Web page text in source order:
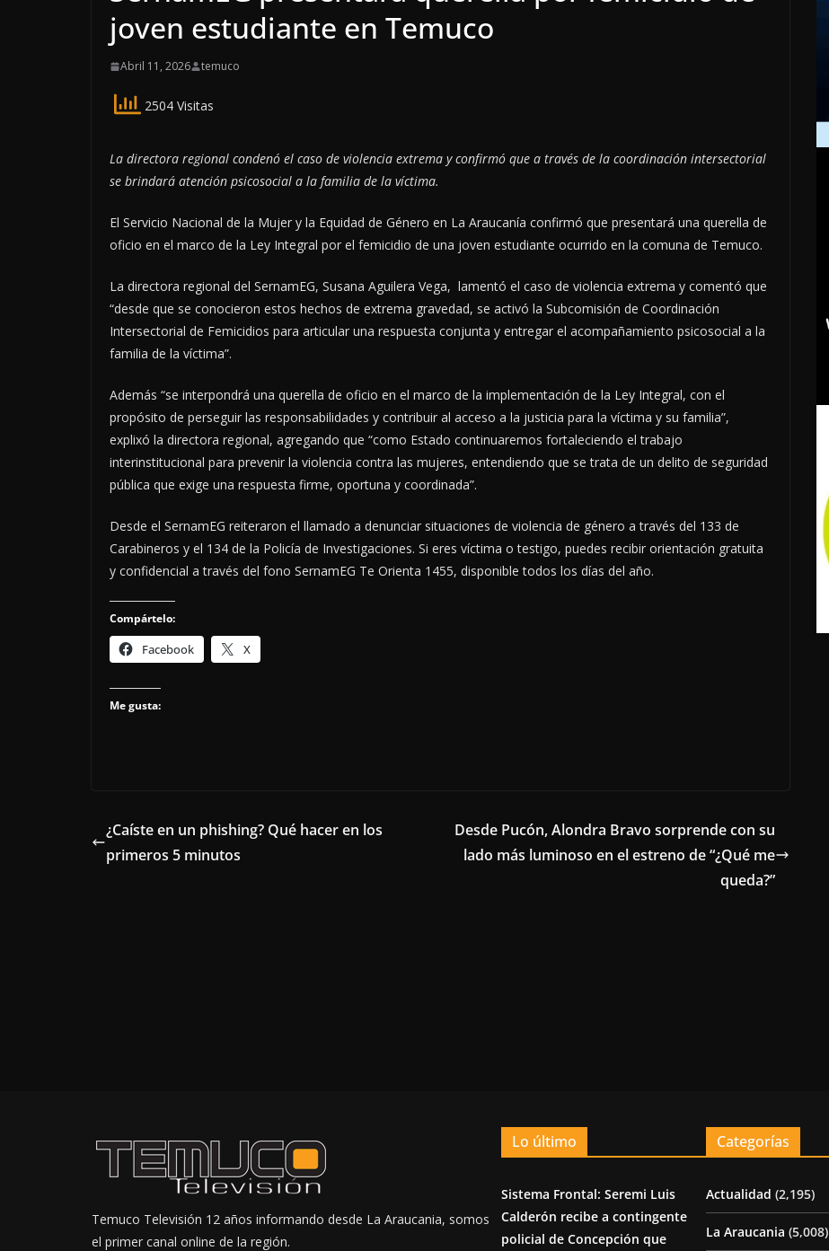
joven estudiante en Temuco
Abril 11, 2026 temuco
2504 Visitas
La directora regional condenó el caso de violencia extrema y confirmó que a través de la coordinación intersectorial
se brindará atención psicosocial a la familia de la víctima.
El Servicio Nacional de la Mujer y la Equidad de Género en La Araucanía confirmó que presentará una querella de
oficio en el marco de la Ley Integral por el femicidio de una joven estudiante ocurrido en la comuna de Temuco.
La directora regional del SernamEG, Susana Aguilera Vega, lamentó el caso de violencia extrema y comentó que
“desde que se conocieron estos hechos de extrema gravedad, se activó la Subcomisión de Coordinación
Intersectorial de Femicidios para articular una respuesta conjunta y entregar el acompañamiento psicosocial a la
familia de la víctima”.
Además “se interpondrá una querella de oficio en el marco de la implementación de la Ley Integral, con el
propósito de perseguir las responsabilidades y contribuir al acceso a la justicia para la víctima y su familia”,
explixó la directora regional, agregando que “como Estado continuaremos fortaleciendo el trabajo
interinstitucional para prevenir la violencia contra las mujeres, entendiendo que se trata de un delito de seguridad
pública que exige una respuesta firme, oportuna y coordinada”.
Desde el SernamEG reiteraron el llamado a denunciar situaciones de violencia de género a través del 133 de
Carabineros y el 134 de la Policía de Investigaciones. Si eres víctima o testigo, puedes recibir orientación gratuita
y confidencial a través del fono SernamEG Te Orienta 1455, disponible todos los días del año.
Compártelo:
Facebook X
Me gusta:
¿Caíste en un phishing? Qué hacer en los
primeros 5 minutos
Desde Pucón, Alondra Bravo sorprende con su
lado más luminoso en el estreno de “¿Qué me
queda?”
Temuco Televisión 12 años informando desde La Araucania, somos
el primer canal online de la región.
Lo último
Sistema Frontal: Seremi Luis
Calderón recibe a contingente
policial de Concepción que
Categorías
Actualidad (2,195)
La Araucania (5,008)